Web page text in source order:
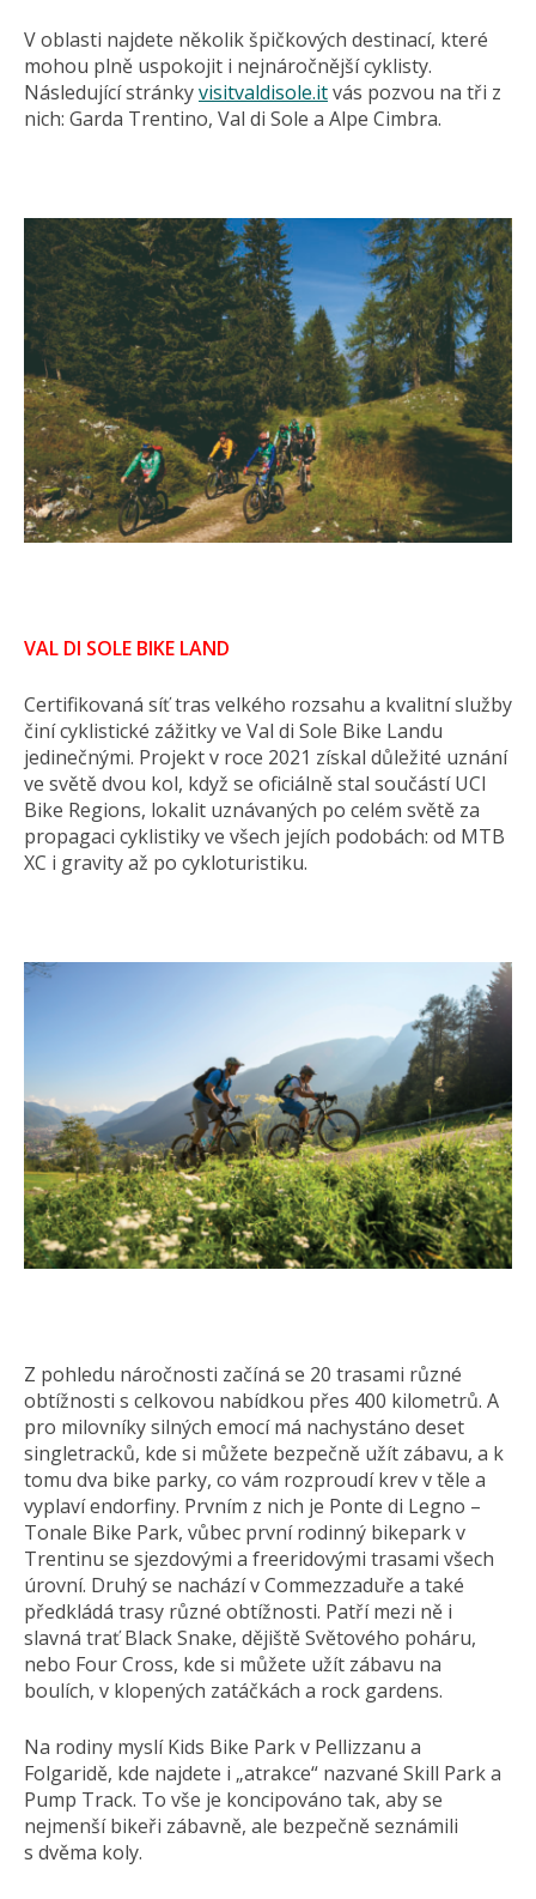
V oblasti najdete několik špičkových destinací, které
mohou plně uspokojit i nejnáročnější cyklisty.
Následující stránkyvisitvaldisole.itvás pozvou na tři z
nich: Garda Trentino, Val di Sole a Alpe Cimbra.
VAL DI SOLE BIKE LAND
Certifikovaná síť tras velkého rozsahu a kvalitní služby
činí cyklistické zážitky ve Val di Sole Bike Landu
jedinečnými. Projekt v roce 2021 získal důležité uznání
ve světě dvou kol, když se oficiálně stal součástí UCI
Bike Regions, lokalit uznávaných po celém světě za
propagaci cyklistiky ve všech jejích podobách: od MTB
XC i gravity až po cykloturistiku.
Z pohledu náročnosti začíná se 20 trasami různé
obtížnosti s celkovou nabídkou přes 400 kilometrů. A
pro milovníky silných emocí má nachystáno deset
singletracků, kde si můžete bezpečně užít zábavu, a k
tomu dva bike parky, co vám rozproudí krev v těle a
vyplaví endorfiny. Prvním z nich je Ponte di Legno –
Tonale Bike Park, vůbec první rodinný bikepark v
Trentinu se sjezdovými a freeridovými trasami všech
úrovní. Druhý se nachází v Commezzaduře a také
předkládá trasy různé obtížnosti. Patří mezi ně i
slavná trať Black Snake, dějiště Světového poháru,
nebo Four Cross, kde si můžete užít zábavu na
boulích, v klopených zatáčkách a rock gardens.
Na rodiny myslí Kids Bike Park v Pellizzanu a
Folgaridě, kde najdete i „atrakce“ nazvané Skill Park a
Pump Track. To vše je koncipováno tak, aby se
nejmenší bikeři zábavně, ale bezpečně seznámili
s dvěma koly.